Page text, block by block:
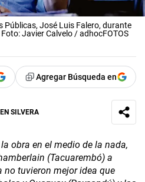
Públicas, José Luis Falero, durante
Javier Calvelo / adhocFOTOS
Agregar Búsqueda en
SILVERA
obra en el medio de la nada,
(Tacuarembó) a
no tuvieron mejor idea que